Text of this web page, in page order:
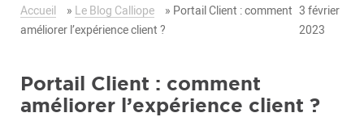
Accueil » Le Blog Calliope » Portail Client : comment
améliorer l’expérience client ?
3 février
2023
Portail Client : comment
améliorer l’expérience client ?